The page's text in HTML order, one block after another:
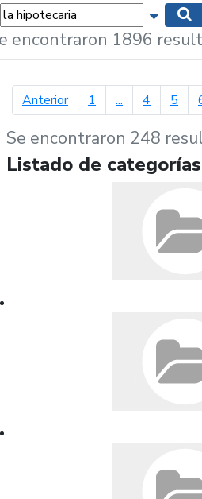
encontraron 1896
Anteriorpágina anterior
1 ... 4 5
Se encontraron 248
Listado de categorías